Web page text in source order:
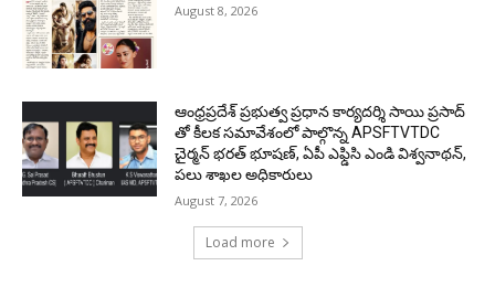
August 8, 2026
ఆంధ్రప్రదేశ్ ప్రభుత్వ ప్రధాన కార్యదర్శి సాయి ప్రసాద్
తో కీలక సమావేశంలో పాల్గొన్న APSFTVTDC
చైర్మన్ భరత్ భూషణ్, ఏపీ ఎఫ్డిసి ఎండి విశ్వనాథన్,
పలు శాఖల అధికారులు
August 7, 2026
Load more